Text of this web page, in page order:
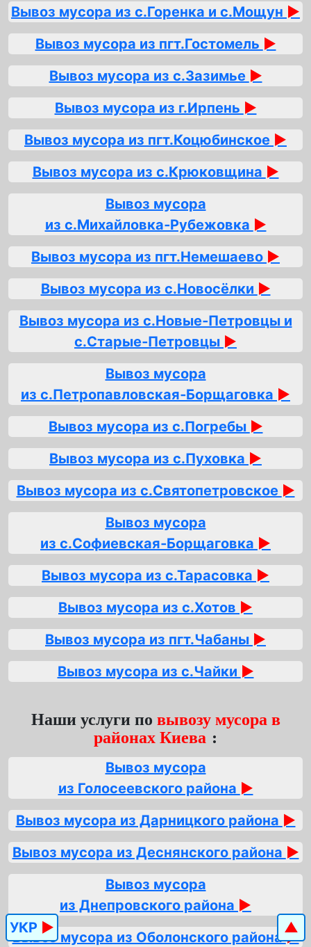
Вывоз мусора из с.Горенка и с.Мощун ►
Вывоз мусора из пгт.Гостомель ►
Вывоз мусора из с.Зазимье ►
Вывоз мусора из г.Ирпень ►
Вывоз мусора из пгт.Коцюбинское ►
Вывоз мусора из с.Крюковщина ►
Вывоз мусора
из с.Михайловка‑Рубежовка ►
Вывоз мусора из пгт.Немешаево ►
Вывоз мусора из с.Новосёлки ►
Вывоз мусора из с.Новые‑Петровцы и
с.Старые‑Петровцы ►
Вывоз мусора
из с.Петропавловская‑Борщаговка ►
Вывоз мусора из с.Погребы ►
Вывоз мусора из с.Пуховка ►
Вывоз мусора из с.Святопетровское ►
Вывоз мусора
из с.Софиевская‑Борщаговка ►
Вывоз мусора из с.Тарасовка ►
Вывоз мусора из с.Хотов ►
Вывоз мусора из пгт.Чабаны ►
Вывоз мусора из с.Чайки ►
Наши услуги по вывозу мусора в
районах Киева :
Вывоз мусора
из Голосеевского района ►
Вывоз мусора из Дарницкого района ►
Вывоз мусора из Деснянского района ►
Вывоз мусора
из Днепровского района ►
Вывоз мусора из Оболонского района►
УКР ► ▲